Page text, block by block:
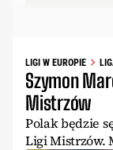
LIGI W EUROPIE
Szymon
Mistrzów
Polak będzie
Ligi Mistrzów.